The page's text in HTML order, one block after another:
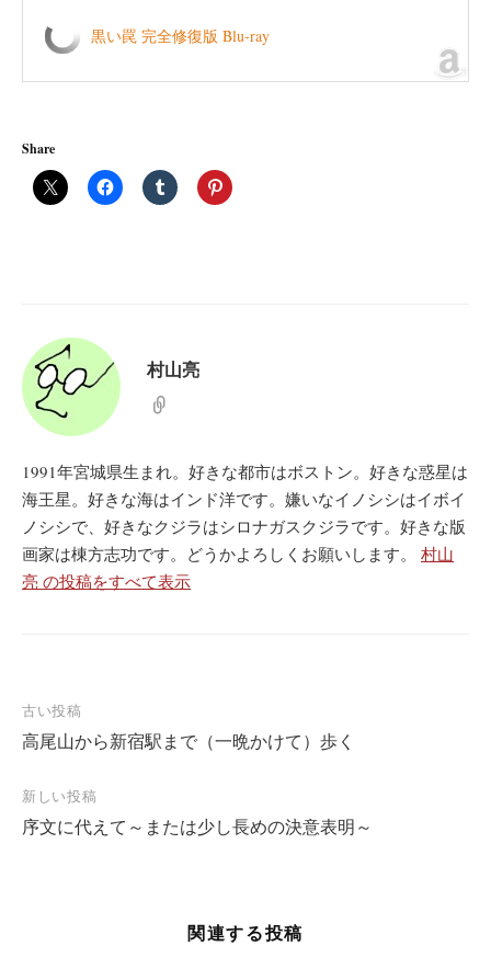
黒い罠 完全修復版 Blu-ray
Share
村山亮
1991年宮城県生まれ。好きな都市はボストン。好きな惑星は
海王星。好きな海はインド洋です。嫌いなイノシシはイボイ
ノシシで、好きなクジラはシロナガスクジラです。好きな版
画家は棟方志功です。どうかよろしくお願いします。 村山
亮 の投稿をすべて表示
投
稿
ナ
ビ
古い投稿
高尾山から新宿駅まで（一晩かけて）歩く
新しい投稿
序文に代えて～または少し長めの決意表明～
関連する投稿